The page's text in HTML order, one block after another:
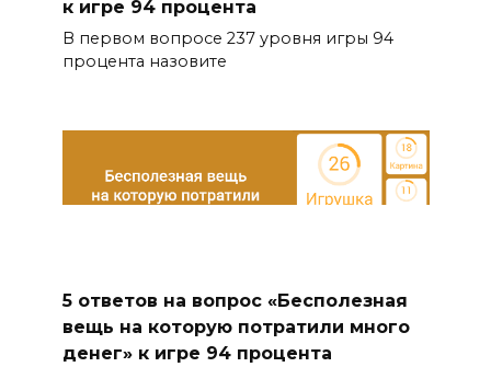
к игре 94 процента
В первом вопросе 237 уровня игры 94
процента назовите
5 ответов на вопрос «Бесполезная
вещь на которую потратили много
денег» к игре 94 процента